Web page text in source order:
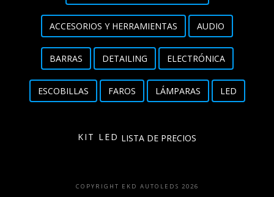
ACCESORIOS Y HERRAMIENTAS AUDIO
BARRAS DETAILING ELECTRÓNICA
ESCOBILLAS FAROS LÁMPARAS LED
KIT LED LISTA DE PRECIOS
COPYRIGHT EKD AUTOLEDS 2026